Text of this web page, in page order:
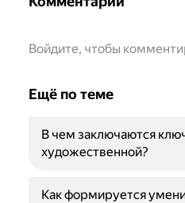
Войдите, чтобы
Ещё по теме
В чем заключаются
художественной?
Как формируется